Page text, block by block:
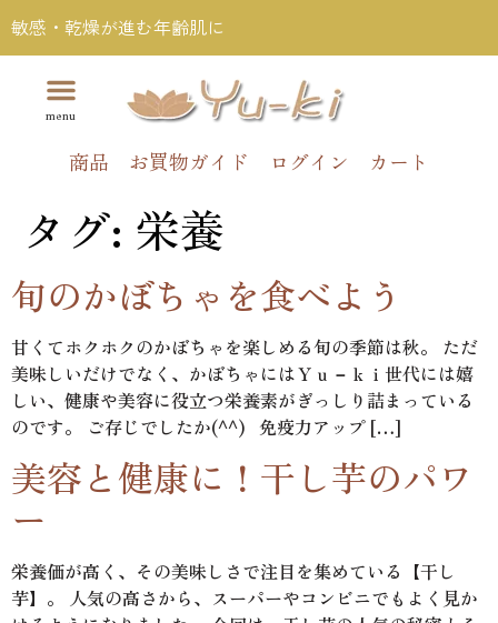
敏感・乾燥が進む年齢肌に
商品 お買物ガイド ログイン カート
タグ: 栄養
旬のかぼちゃを食べよう
甘くてホクホクのかぼちゃを楽しめる旬の季節は秋。 ただ
美味しいだけでなく、かぼちゃにはＹｕ－ｋｉ世代には嬉
しい、健康や美容に役立つ栄養素がぎっしり詰まっている
のです。 ご存じでしたか(^^) 免疫力アップ […]
美容と健康に！干し芋のパワ
ー
栄養価が高く、その美味しさで注目を集めている【干し
芋】。 人気の高さから、スーパーやコンビニでもよく見か